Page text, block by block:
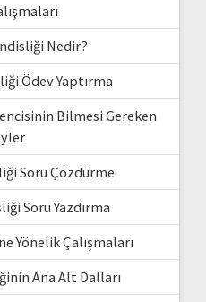
Nedir?
Ödev Yaptırma
Bilmesi Gereken
Soru Çözdürme
Soru Yazdırma
Yönelik Çalışmaları
Ana Alt Dalları